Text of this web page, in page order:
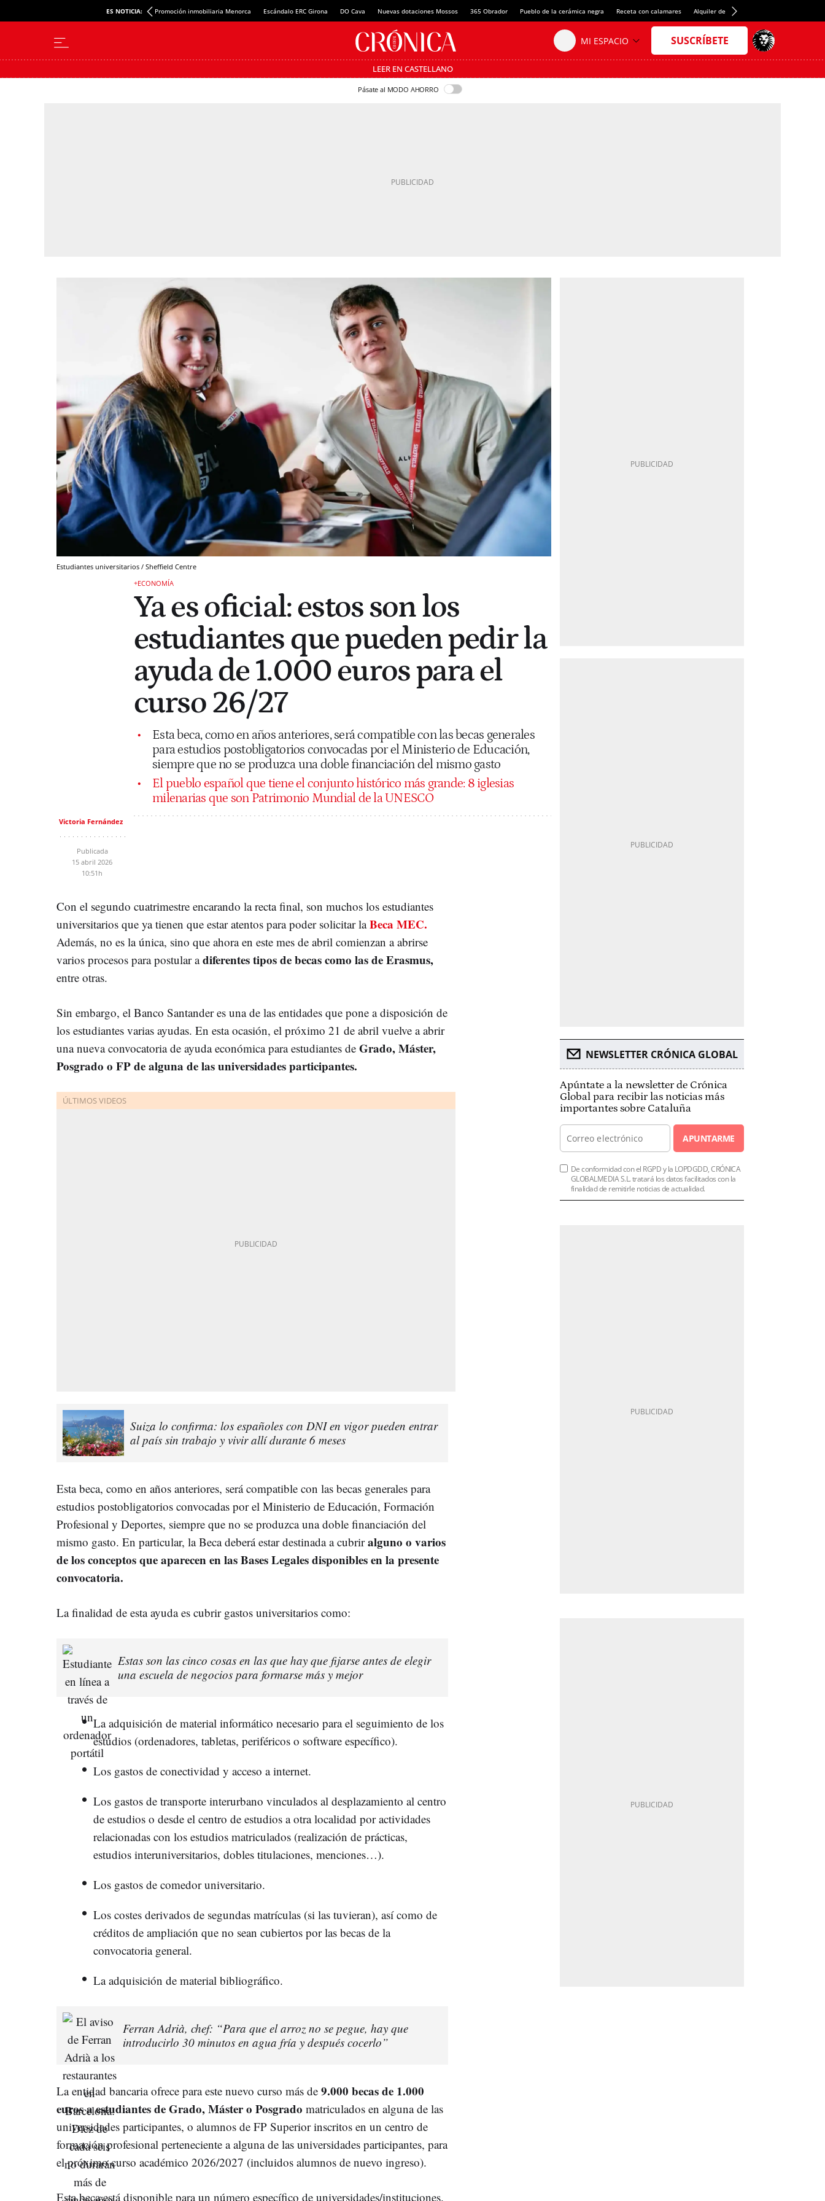
ES NOTICIA: Promoción inmobiliaria Menorca Escándalo ERC Girona DO Cava Nuevas dotaciones Mossos 365 Obrador Pueblo de la cerámica negra Receta con calamares Alquiler de habitaciones en España
LEER EN CASTELLANO
Pásate al MODO AHORRO
Estudiantes universitarios / Sheffield Centre
+ECONOMÍA
Ya es oficial: estos son los
estudiantes que pueden pedir la
ayuda de 1.000 euros para el
curso 26/27
Esta beca, como en años anteriores, será compatible con las becas generales
para estudios postobligatorios convocadas por el Ministerio de Educación,
siempre que no se produzca una doble financiación del mismo gasto
El pueblo español que tiene el conjunto histórico más grande: 8 iglesias
milenarias que son Patrimonio Mundial de la UNESCO
Victoria Fernández
Publicada
15 abril 2026
10:51h
Con el segundo cuatrimestre encarando la recta final, son muchos los estudiantes
universitarios que ya tienen que estar atentos para poder solicitar laBeca MEC.
Además, no es la única, sino que ahora en este mes de abril comienzan a abrirse
varios procesos para postular adiferentes tipos de becas como las de Erasmus,
entre otras.
Sin embargo, el Banco Santander es una de las entidades que pone a disposición de
los estudiantes varias ayudas. En esta ocasión, el próximo 21 de abril vuelve a abrir
una nueva convocatoria de ayuda económica para estudiantes de Grado, Máster,
Posgrado o FP de alguna de las universidades participantes.
Suiza lo confirma: los españoles con DNI en vigor pueden entrar
al país sin trabajo y vivir allí durante 6 meses
Esta beca, como en años anteriores, será compatible con las becas generales para
estudios postobligatorios convocadas por el Ministerio de Educación, Formación
Profesional y Deportes, siempre que no se produzca una doble financiación del
mismo gasto. En particular, la Beca deberá estar destinada a cubriralguno o varios
de los conceptos que aparecen en las Bases Legales disponibles en la presente
convocatoria.
La finalidad de esta ayuda es cubrir gastos universitarios como:
Estas son las cinco cosas en las que hay que fijarse antes de elegir
una escuela de negocios para formarse más y mejor
La adquisición de material informático necesario para el seguimiento de los
estudios (ordenadores, tabletas, periféricos o software específico).
Los gastos de conectividad y acceso a internet.
Los gastos de transporte interurbano vinculados al desplazamiento al centro
de estudios o desde el centro de estudios a otra localidad por actividades
relacionadas con los estudios matriculados (realización de prácticas,
estudios interuniversitarios, dobles titulaciones, menciones…).
Los gastos de comedor universitario.
Los costes derivados de segundas matrículas (si las tuvieran), así como de
créditos de ampliación que no sean cubiertos por las becas de la
convocatoria general.
La adquisición de material bibliográfico.
Ferran Adrià, chef: “Para que el arroz no se pegue, hay que
introducirlo 30 minutos en agua fría y después cocerlo”
La entidad bancaria ofrece para este nuevo curso más de 9.000 becas de 1.000
euros a estudiantes de Grado, Máster o Posgrado matriculados en alguna de las
universidades participantes, o alumnos de FP Superior inscritos en un centro de
formación profesional perteneciente a alguna de las universidades participantes, para
el próximo curso académico 2026/2027 (incluidos alumnos de nuevo ingreso).
Esta beca está disponible para un número específico de universidades/instituciones.
NEWSLETTER CRÓNICA GLOBAL
Apúntate a la newsletter de Crónica
Global para recibir las noticias más
importantes sobre Cataluña
APUNTARME
De conformidad con el RGPD y la LOPDGDD, CRÓNICA
GLOBALMEDIA S.L. tratará los datos facilitados con la
finalidad de remitirle noticias de actualidad.